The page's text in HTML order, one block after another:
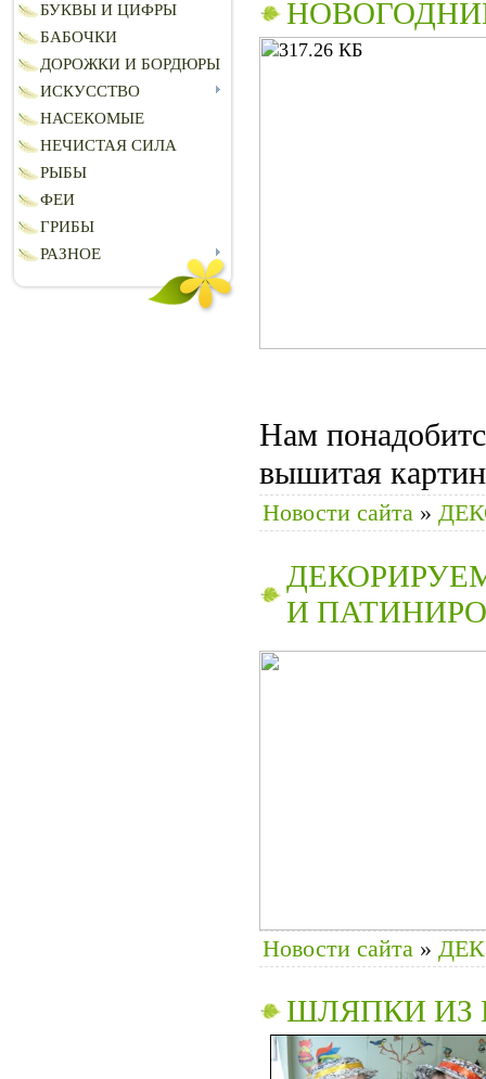
БУКВЫ И ЦИФРЫ
БАБОЧКИ
ДОРОЖКИ И БОРДЮРЫ
ИСКУССТВО
НАСЕКОМЫЕ
НЕЧИСТАЯ СИЛА
РЫБЫ
ФЕИ
ГРИБЫ
РАЗНОЕ
Нам
вышитая
Новости сайта »
И
Новости сайта »
ШЛЯПКИ ИЗ